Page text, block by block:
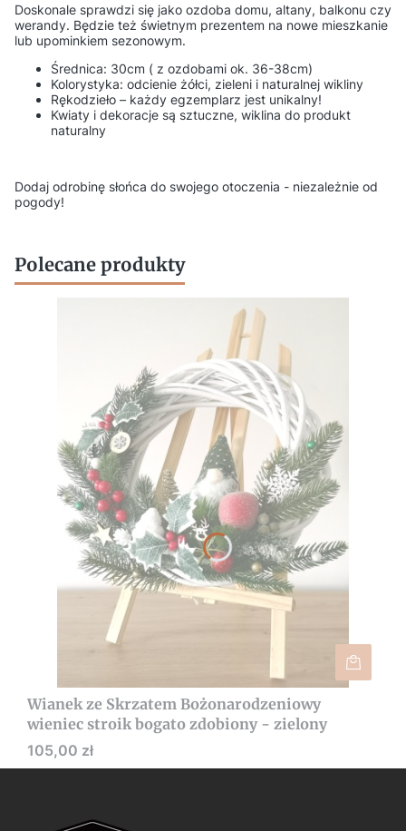
Doskonale sprawdzi się jako ozdoba domu, altany, balkonu czy
werandy. Będzie też świetnym prezentem na nowe mieszkanie
lub upominkiem sezonowym.
Średnica: 30cm ( z ozdobami ok. 36-38cm)
Kolorystyka: odcienie żółci, zieleni i naturalnej wikliny
Rękodzieło – każdy egzemplarz jest unikalny!
Kwiaty i dekoracje są sztuczne, wiklina do produkt
naturalny
Dodaj odrobinę słońca do swojego otoczenia - niezależnie od
pogody!
Polecane produkty
Wianek ze Skrzatem Bożonarodzeniowy
wieniec stroik bogato zdobiony - zielony
Cena
105,00 zł